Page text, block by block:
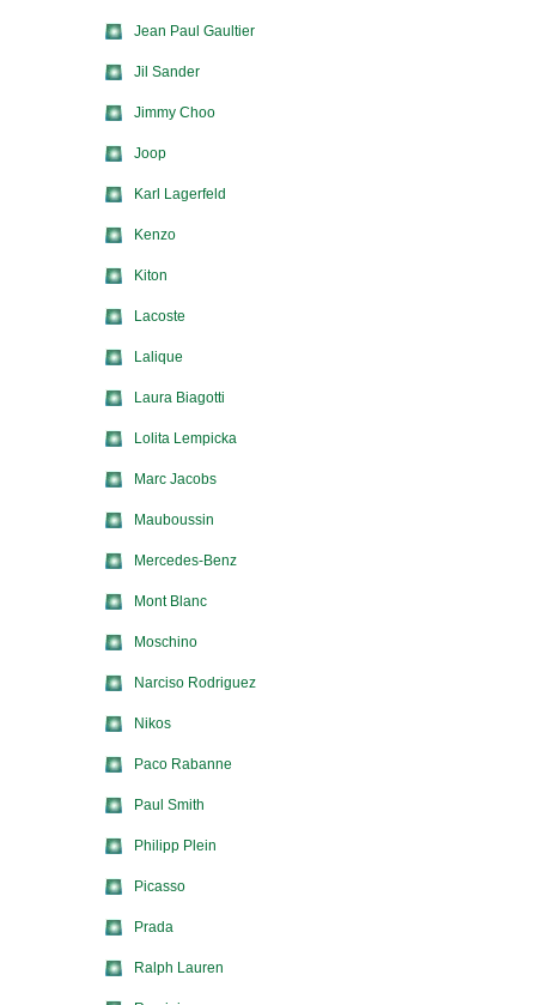
Jean Paul Gaultier
Jil Sander
Jimmy Choo
Joop
Karl Lagerfeld
Kenzo
Kiton
Lacoste
Lalique
Laura Biagotti
Lolita Lempicka
Marc Jacobs
Mauboussin
Mercedes-Benz
Mont Blanc
Moschino
Narciso Rodriguez
Nikos
Paco Rabanne
Paul Smith
Philipp Plein
Picasso
Prada
Ralph Lauren